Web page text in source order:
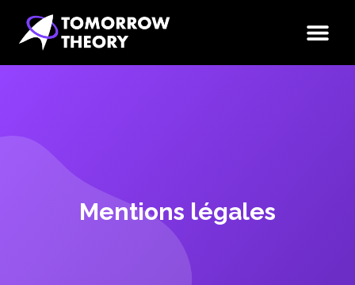
Mentions légales